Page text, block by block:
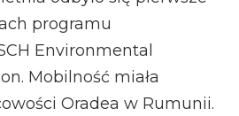
programu
Environmental
Mobilność miała
Oradea w Rumunii.